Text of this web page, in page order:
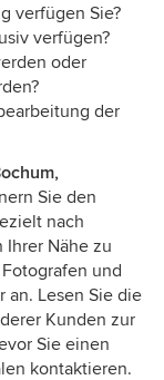
verfügen Sie?
verfügen?
oder
der
Sie den
nach
Nähe zu
und
an. Lesen Sie die
Kunden zur
Sie einen
kontaktieren.